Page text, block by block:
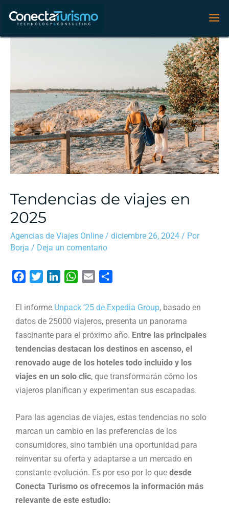
Tendencias de viajes en
2025
Agencias de Viajes Online / diciembre 26, 2024 / Por
Borja / Deja un comentario
e
e
k
n
W
a
t
s
a
r
El informe Unpack ’25 de Expedia Group, basado en
datos de 25000 viajeros, presenta un panorama
fascinante para el próximo año. Entre las principales
tendencias destacan los destinos en ascenso, el
renovado auge de los hoteles todo incluido y los
viajes en un solo clic, que transformarán cómo los
viajeros planifican y experimentan sus escapadas.
Para las agencias de viajes, estas tendencias no solo
marcan un cambio en las preferencias de los
consumidores, sino también una oportunidad para
reinventar su oferta y adaptarse a un mercado en
constante evolución. Es por eso por lo que desde
Conecta Turismo os ofrecemos la información más
relevante de este estudio: